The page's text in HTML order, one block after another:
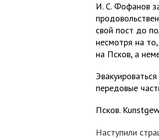
И. С. Фофанов
свой пост до
несмотря на
на Псков, а
передовые
Псков.
Наступили